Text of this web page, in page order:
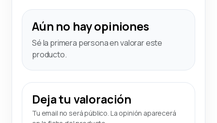
Aún no hay opiniones
Sé la primera persona en valorar este
producto.
Deja tu valoración
Tu email no será público. La opinión aparecerá